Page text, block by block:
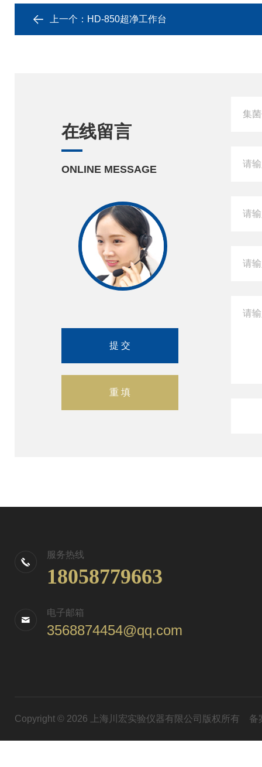
上一个： HD-850超净工作台
在线留言
ONLINE MESSAGE
服务热线
18058779663
电子邮箱
3568874454@qq.com
Copyright © 2026 上海川宏实验仪器有限公司版权所有 备